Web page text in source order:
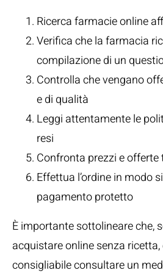
Ricerca farmacie online
Verifica che la farmacia
compilazione di un
Controlla che vengano
e di qualità
Leggi attentamente le
resi
Confronta prezzi e
Effettua l’ordine in modo
pagamento protetto
È importante sottolineare che,
acquistare online senza
consigliabile consultare un